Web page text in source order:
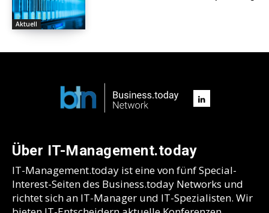
Aktuell
Über IT-Management.today
IT-Management.today ist eine von fünf Special-
Interest-Seiten des Business.today Networks und
richtet sich an IT-Manager und IT-Spezialisten. Wir